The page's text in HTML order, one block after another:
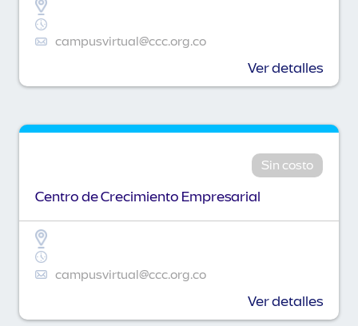
campusvirtual@ccc.org.co
Ver detalles
Sin costo
Centro de Crecimiento Empresarial
campusvirtual@ccc.org.co
Ver detalles